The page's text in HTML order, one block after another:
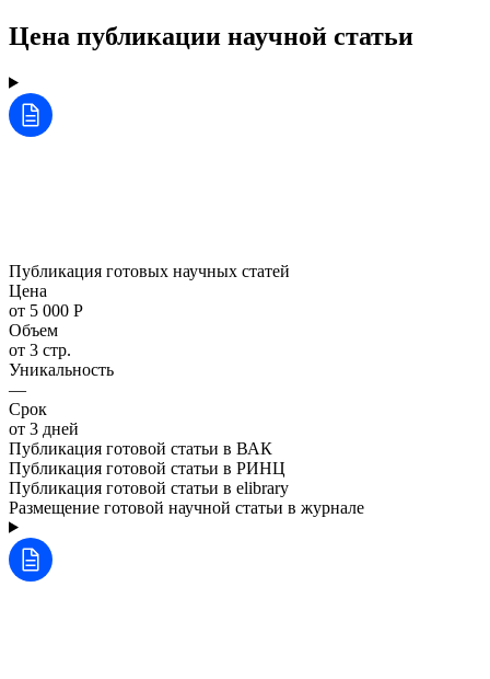
Цена публикации научной статьи
Публикация готовых научных статей
Цена
от 5 000 Р
Объем
от 3 стр.
Уникальность
—
Срок
от 3 дней
Публикация готовой статьи в ВАК
Публикация готовой статьи в РИНЦ
Публикация готовой статьи в elibrary
Размещение готовой научной статьи в журнале